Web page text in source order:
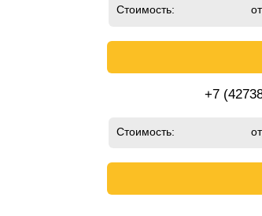
Стоимость:
+7
Стоимость: